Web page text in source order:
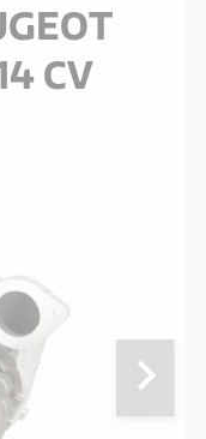
CV
chevron_right